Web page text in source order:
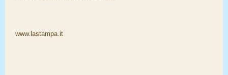
www.lastampa.it